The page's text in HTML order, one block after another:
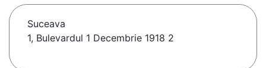
Suceava
1, Bulevardul 1 Decembrie 1918 2